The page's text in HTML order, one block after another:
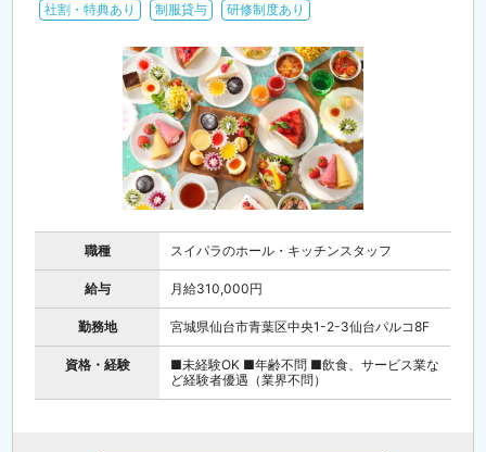
社割・特典あり
制服貸与 研修制度あり
職種 スイパラのホール・キッチンスタッフ
給与 月給310,000円
勤務地 宮城県仙台市青葉区中央1-2-3仙台パルコ8F
資格・経験
■未経験OK ■年齢不問 ■飲食、サービス業な
ど経験者優遇（業界不問）